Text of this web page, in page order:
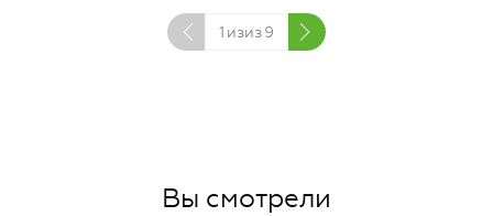
1 изиз9
Вы смотрели